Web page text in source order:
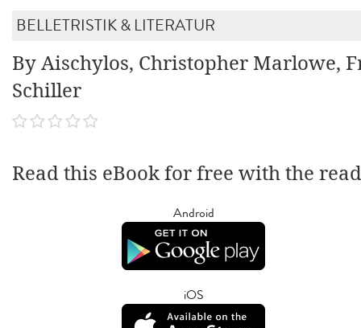
BELLETRISTIK & LITERATUR
By Aischylos, Christopher Marlowe,
Schiller
Read this eBook for free with the
Android
iOS